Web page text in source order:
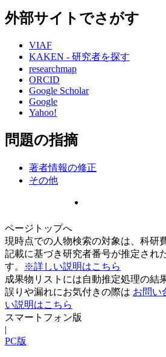
外部サイトでさがす
VIAF
KAKEN - 研究者を探す
researchmap
ORCID
Google Scholar
Google
Yahoo!
問題の指摘
著者情報の修正
その他
ページトップへ
現時点での人物検索の対象は、科研
記載に基づき研究者番号が推定され
す。
※詳しい説明はこちら
成果物リストには自動推定処理の結
誤りや漏れにお気付きの際は お問い
い説明はこちら
スマートフォン版
|
PC版